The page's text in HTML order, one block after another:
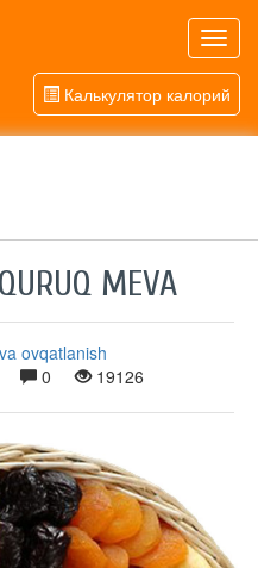
Калькулятор калорий
MEVA
ovqatlanish
0 19126